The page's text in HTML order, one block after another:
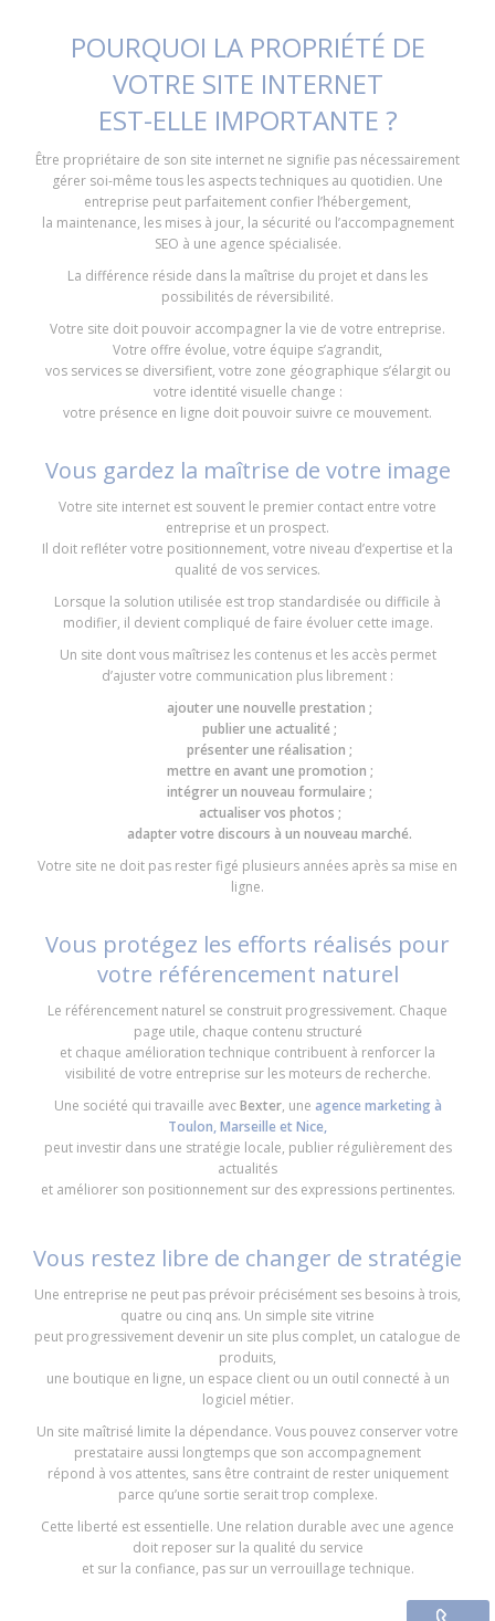
POURQUOI LA PROPRIÉTÉ DE
VOTRE SITE INTERNET
EST-ELLE IMPORTANTE ?
Être propriétaire de son site internet ne signifie pas nécessairement
gérer soi-même tous les aspects techniques au quotidien. Une
entreprise peut parfaitement confier l’hébergement,
la maintenance, les mises à jour, la sécurité ou l’accompagnement
SEO à une agence spécialisée.
La différence réside dans la maîtrise du projet et dans les
possibilités de réversibilité.
Votre site doit pouvoir accompagner la vie de votre entreprise.
Votre offre évolue, votre équipe s’agrandit,
vos services se diversifient, votre zone géographique s’élargit ou
votre identité visuelle change :
votre présence en ligne doit pouvoir suivre ce mouvement.
Vous gardez la maîtrise de votre image
Votre site internet est souvent le premier contact entre votre
entreprise et un prospect.
Il doit refléter votre positionnement, votre niveau d’expertise et la
qualité de vos services.
Lorsque la solution utilisée est trop standardisée ou difficile à
modifier, il devient compliqué de faire évoluer cette image.
Un site dont vous maîtrisez les contenus et les accès permet
d’ajuster votre communication plus librement :
ajouter une nouvelle prestation ;
publier une actualité ;
présenter une réalisation ;
mettre en avant une promotion ;
intégrer un nouveau formulaire ;
actualiser vos photos ;
adapter votre discours à un nouveau marché.
Votre site ne doit pas rester figé plusieurs années après sa mise en
ligne.
Vous protégez les efforts réalisés pour
votre référencement naturel
Le référencement naturel se construit progressivement. Chaque
page utile, chaque contenu structuré
et chaque amélioration technique contribuent à renforcer la
visibilité de votre entreprise sur les moteurs de recherche.
Une société qui travaille avecBexter, une agence marketing à
Toulon, Marseille et Nice,
peut investir dans une stratégie locale, publier régulièrement des
actualités
et améliorer son positionnement sur des expressions pertinentes.
Vous restez libre de changer de stratégie
Une entreprise ne peut pas prévoir précisément ses besoins à trois,
quatre ou cinq ans. Un simple site vitrine
peut progressivement devenir un site plus complet, un catalogue de
produits,
une boutique en ligne, un espace client ou un outil connecté à un
logiciel métier.
Un site maîtrisé limite la dépendance. Vous pouvez conserver votre
prestataire aussi longtemps que son accompagnement
répond à vos attentes, sans être contraint de rester uniquement
parce qu’une sortie serait trop complexe.
Cette liberté est essentielle. Une relation durable avec une agence
doit reposer sur la qualité du service
et sur la confiance, pas sur un verrouillage technique.